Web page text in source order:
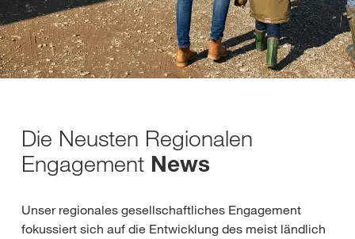
Die Neusten Regionalen
Engagement News
Unser regionales gesellschaftliches Engagement
fokussiert sich auf die Entwicklung des meist ländlich